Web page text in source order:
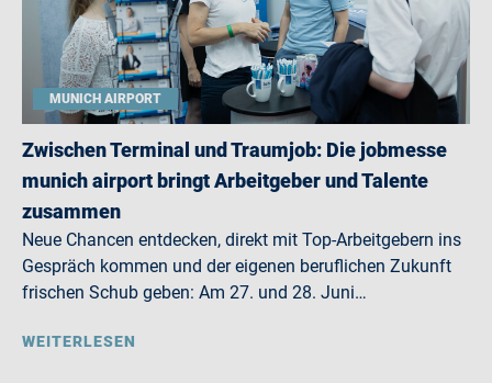
MUNICH AIRPORT
Zwischen Terminal und Traumjob: Die jobmesse
munich airport bringt Arbeitgeber und Talente
zusammen
Neue Chancen entdecken, direkt mit Top-Arbeitgebern ins
Gespräch kommen und der eigenen beruflichen Zukunft
frischen Schub geben: Am 27. und 28. Juni…
WEITERLESEN